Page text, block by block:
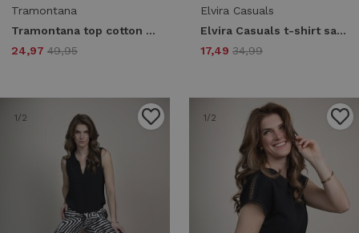
Tramontana
Tramontana top cotton slub e02-20-401 T-shirt Korte mouw 009000-black
24,97 49,95
Elvira Casuals
Elvira Casuals t-shirt safari e2 26-061 T-shirt Korte mouw 4 black
17,49 34,99
1/2 1/2